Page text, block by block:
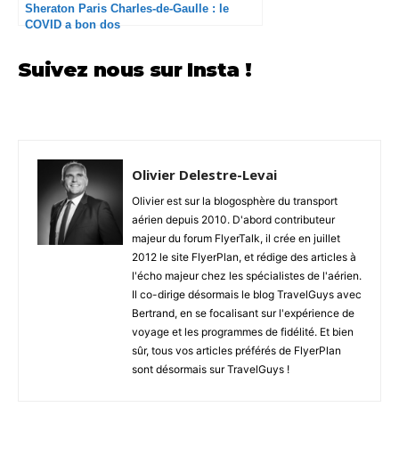
Sheraton Paris Charles-de-Gaulle : le
COVID a bon dos
Suivez nous sur Insta !
Olivier Delestre-Levai
Olivier est sur la blogosphère du transport
aérien depuis 2010. D'abord contributeur
majeur du forum FlyerTalk, il crée en juillet
2012 le site FlyerPlan, et rédige des articles à
l'écho majeur chez les spécialistes de l'aérien.
Il co-dirige désormais le blog TravelGuys avec
Bertrand, en se focalisant sur l'expérience de
voyage et les programmes de fidélité. Et bien
sûr, tous vos articles préférés de FlyerPlan
sont désormais sur TravelGuys !